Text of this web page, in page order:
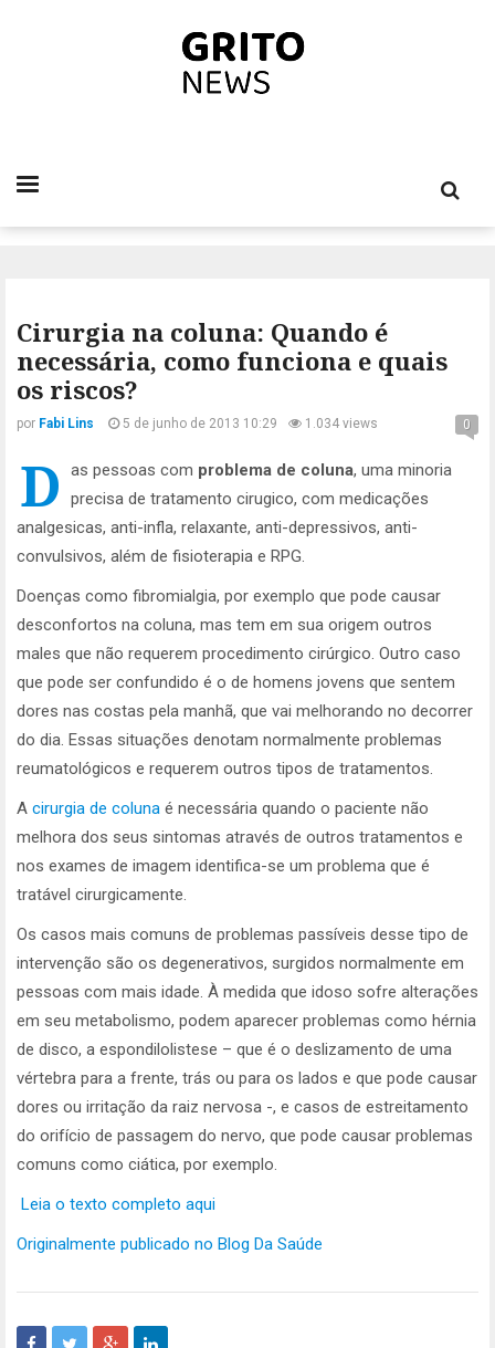
Cirurgia na coluna: Quando é
necessária, como funciona e quais
os riscos?
por Fabi Lins 5 de junho de 2013 10:29 1.034 views 0
D as pessoas com problema de coluna, uma minoria
precisa de tratamento cirugico, com medicações
analgesicas, anti-infla, relaxante, anti-depressivos, anti-
convulsivos, além de fisioterapia e RPG.
Doenças como fibromialgia, por exemplo que pode causar
desconfortos na coluna, mas tem em sua origem outros
males que não requerem procedimento cirúrgico. Outro caso
que pode ser confundido é o de homens jovens que sentem
dores nas costas pela manhã, que vai melhorando no decorrer
do dia. Essas situações denotam normalmente problemas
reumatológicos e requerem outros tipos de tratamentos.
A cirurgia de coluna é necessária quando o paciente não
melhora dos seus sintomas através de outros tratamentos e
nos exames de imagem identifica-se um problema que é
tratável cirurgicamente.
Os casos mais comuns de problemas passíveis desse tipo de
intervenção são os degenerativos, surgidos normalmente em
pessoas com mais idade. À medida que idoso sofre alterações
em seu metabolismo, podem aparecer problemas como hérnia
de disco, a espondilolistese – que é o deslizamento de uma
vértebra para a frente, trás ou para os lados e que pode causar
dores ou irritação da raiz nervosa -, e casos de estreitamento
do orifício de passagem do nervo, que pode causar problemas
comuns como ciática, por exemplo.
Leia o texto completo aqui
Originalmente publicado no Blog Da Saúde